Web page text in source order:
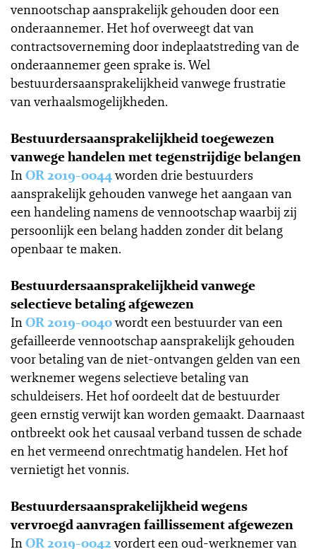
vennootschap aansprakelijk gehouden door een
onderaannemer. Het hof overweegt dat van
contractsoverneming door indeplaatstreding van de
onderaannemer geen sprake is. Wel
bestuurdersaansprakelijkheid vanwege frustratie
van verhaalsmogelijkheden.
Bestuurdersaansprakelijkheid toegewezen
vanwege handelen met tegenstrijdige belangen
InOR 2019-0044worden drie bestuurders
aansprakelijk gehouden vanwege het aangaan van
een handeling namens de vennootschap waarbij zij
persoonlijk een belang hadden zonder dit belang
openbaar te maken.
Bestuurdersaansprakelijkheid vanwege
selectieve betaling afgewezen
InOR 2019-0040wordt een bestuurder van een
gefailleerde vennootschap aansprakelijk gehouden
voor betaling van de niet-ontvangen gelden van een
werknemer wegens selectieve betaling van
schuldeisers. Het hof oordeelt dat de bestuurder
geen ernstig verwijt kan worden gemaakt. Daarnaast
ontbreekt ook het causaal verband tussen de schade
en het vermeend onrechtmatig handelen. Het hof
vernietigt het vonnis.
Bestuurdersaansprakelijkheid wegens
vervroegd aanvragen faillissement afgewezen
InOR 2019-0042 vordert een oud-werknemer van